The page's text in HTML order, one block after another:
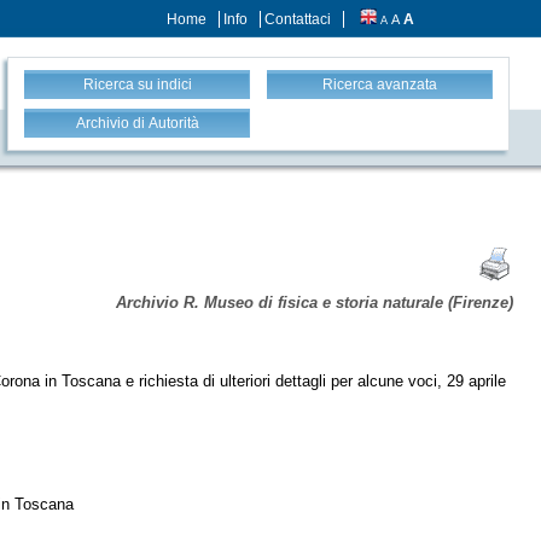
Home Info Contattaci A A A
Ricerca su indici Ricerca avanzata
Archivio di Autorità